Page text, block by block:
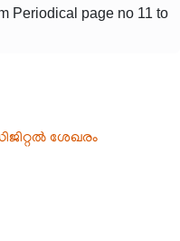
Periodical page no 11 to
ശേഖരം